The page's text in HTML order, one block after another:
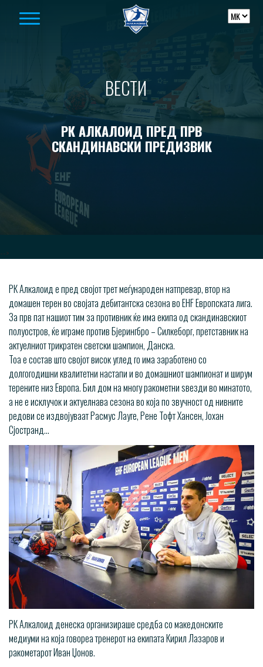
ВЕСТИ
РК АЛКАЛОИД ПРЕД ПРВ
СКАНДИНАВСКИ ПРЕДИЗВИК
-->
​РК Алкалоид е пред својот трет меѓународен натпревар, втор на
домашен терен во својата дебитантска сезона во EHF Европската лига.
За прв пат нашиот тим за противник ќе има екипа од скандинавскиот
полуостров, ќе играме против Бјерингбро – Силкеборг, претставник на
актуелниот трикратен светски шампион, Данска.
Тоа е состав што својот висок углед го има заработено со
долгогодишни квалитетни настапи и во домашниот шампионат и ширум
терените низ Европа. Бил дом на многу ракометни ѕвезди во минатото,
а не е исклучок и актуелнава сезона во која по звучност од нивните
редови се издвојуваат Расмус Лауге, Рене Тофт Хансен, Јохан
Сјостранд…
РК Алкалоид денеска организираше средба со македонските
медиуми на која говореа тренерот на екипата Кирил Лазаров и
ракометарот Иван Џонов.